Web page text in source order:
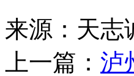
来源：天志
上一篇： 泸